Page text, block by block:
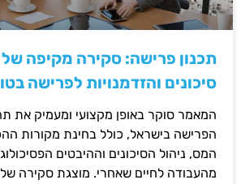
תכנון פרישה: סקירה מקיפה
סיכונים והזדמנויות לפרישה
המאמר סוקר באופן מקצועי ומעמיק את
הפרישה בישראל, כולל בחינת מקורות
המס, ניהול הסיכונים וההיבטים
מהעבודה לחיים שאחרי. מוצגת סקירה של